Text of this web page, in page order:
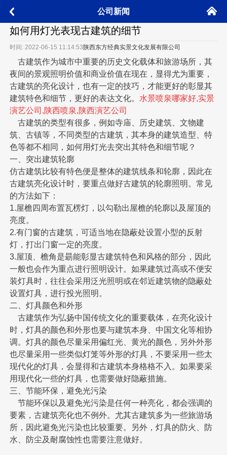
󰅮 公司新闻 󰄫
如何用灯光表现古建筑的细节
时间: 2022-06-15 11:14:53陕西东方经典实景文化发展有限公司
古建筑作为城市中重要的历史文化载体和旅游场所，其
夜间的景观照明价值和商业价值在现在，显得尤为重要，
古建筑的亮化设计，也有一定的技巧，才能更好的彰显其
建筑特色和细节，更好的表达文化。 水景喷泉哪家好,实景
演艺公司,陕西喷泉,陕西演艺公司
古建筑的类型有很多，例如寺庙、历史建筑、文物建
筑、古镇等，不同类型的古建筑，其本身的建筑造型、特
色等都不相同，如何用灯光去突出其特色和细节呢？
一、突出建筑轮廓
仿古建筑比较有特色便是整体的建筑线条和轮廓，因此在
古建筑亮化设计时，要重点做好古建筑的轮廓照明。常见
的方法如下：
1.屋檐四周布置瓦楞灯，以勾勒出屋檐的轮廓以及屋顶的
亮度。
2.有门窗的古建筑，可适当地在隐蔽处设置小型的反射
灯，打出门窗一定的亮度。
3.屋顶、檐角是朂能彰显古建筑特色和风格的部分，因此
一般也会作为重点进行照明设计。如果建筑过高或不便安
装灯具时，往往会采用泛光照明或在邻近建筑物的隐蔽处
设置灯具，进行投光照明。
二、灯具颜色和外形
古建筑作为弘扬中国传统文化的重要载体，在亮化设计
时，灯具的颜色和外形也要与建筑本身、中国文化等相协
调。灯具的颜色尽量采用偏红光、黄光的颜色，另外外形
也尽量采用一些类似灯笼等外形的灯具，不要采用一些太
现代化的灯具，会显得和古建筑本身格格不入。如果要采
用现代化一些的灯具，也需要做好隐蔽措施。
三、节能环保，避免光污染
节能环保以及避免光污染是任何一种亮化，都会强调的
要素，古建筑亮化也不例外。尤其古建筑多为一些旅游场
所，因此避免光污染也比较重要。另外，灯具的防火、防
水、防尘及耐腐蚀性也需要注意做好。